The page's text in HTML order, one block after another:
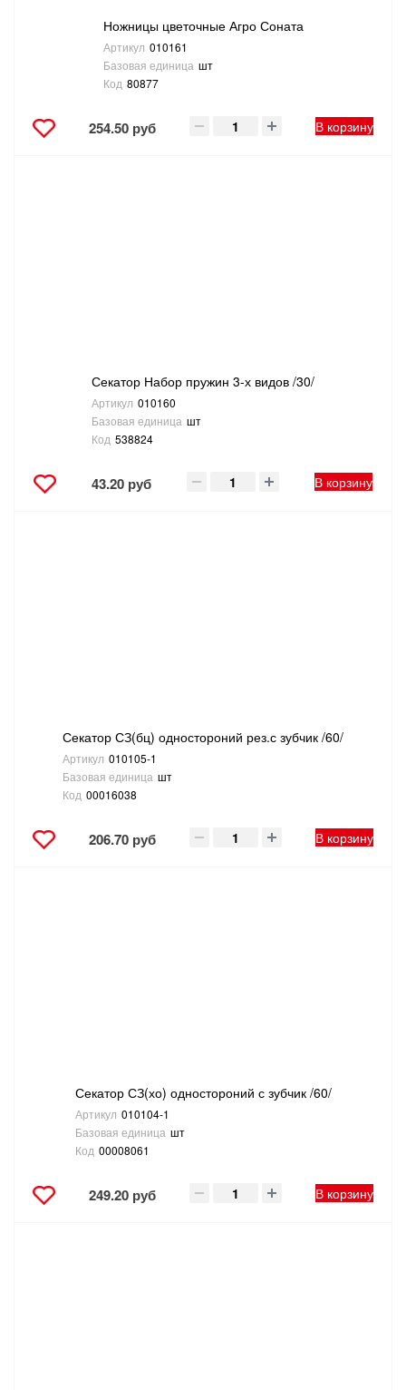
Ножницы цветочные Агро Соната
Артикул 010161
Базовая единица шт
Код 80877
254.50 руб В корзину
Секатор Набор пружин 3-х видов /30/
Артикул 010160
Базовая единица шт
Код 538824
43.20 руб В корзину
Секатор СЗ(бц) одностороний рез.с зубчик /60/
Артикул 010105-1
Базовая единица шт
Код 00016038
206.70 руб В корзину
Секатор СЗ(хо) одностороний с зубчик /60/
Артикул 010104-1
Базовая единица шт
Код 00008061
249.20 руб В корзину